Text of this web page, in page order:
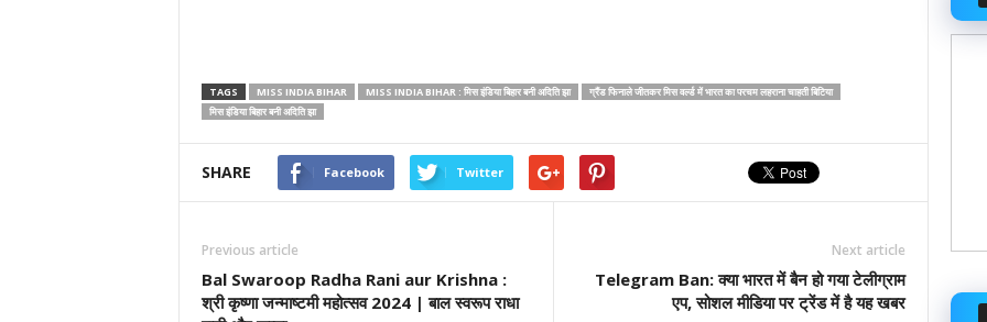
TAGS MISS INDIA BIHAR MISS INDIA BIHAR : मिस इंडिया बिहार बनी अदिति झा
ग्रैंड फिनाले जीतकर मिस वर्ल्ड में भारत का परचम लहराना चाहती बिटिया
मिस इंडिया बिहार बनी अदिति झा
SHARE Facebook Twitter
Previous article
Bal Swaroop Radha Rani aur Krishna :
श्री कृष्णा जन्माष्टमी महोत्सव 2024 | बाल स्वरूप राधा
Next article
Telegram Ban: क्या भारत में बैन हो गया टेलीग्राम
एप, सोशल मीडिया पर ट्रेंड में है यह खबर